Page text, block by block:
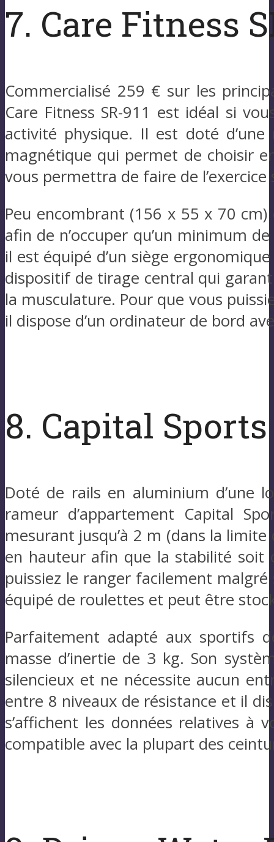
7. Care Fitness
Commercialisé 259 € sur les
Care Fitness SR-911 est idéal si
activité physique. Il est doté
magnétique qui permet de choisir
vous permettra de faire de
Peu encombrant (156 x 55 x 70
afin de n’occuper qu’un minimum
il est équipé d’un siège
dispositif de tirage central qui
la musculature. Pour que vous
il dispose d’un ordinateur de bord
8. Capital
Doté de rails en aluminium d’une
rameur d’appartement Capital
mesurant jusqu’à 2 m (dans la
en hauteur afin que la stabilité soit
puissiez le ranger facilement
équipé de roulettes et peut être
Parfaitement adapté aux sportifs
masse d’inertie de 3 kg. Son
silencieux et ne nécessite aucun
entre 8 niveaux de résistance et il
s’affichent les données relatives à
compatible avec la plupart des